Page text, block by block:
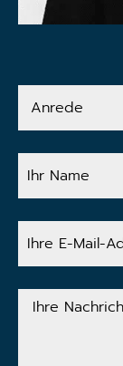
Anrede
Ihr
Name
Ihre
E-
Adresse
Ihre
Nachricht